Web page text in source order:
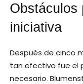
Obstáculos
iniciativa
Después de cinco
tan efectivo fue el
necesario.